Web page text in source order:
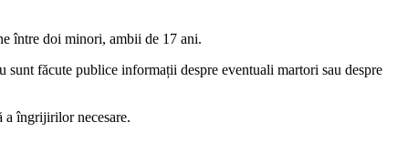
între doi minori, ambii de 17 ani.
făcute publice informații despre eventuali martori sau despre
a îngrijirilor necesare.